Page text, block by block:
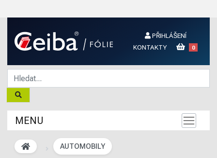
PŘIHLÁŠENÍ
KONTAKTY
0
MENU
AUTOMOBILY